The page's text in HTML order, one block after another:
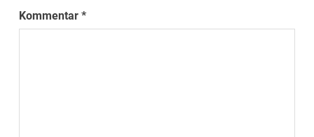
Kommentar*